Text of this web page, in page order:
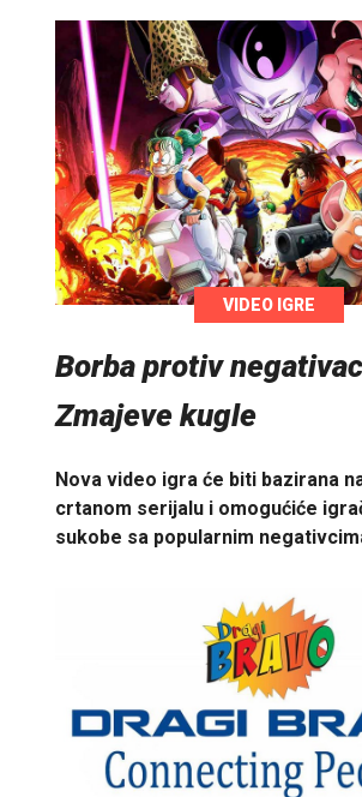
VIDEO IGRE
Borba protiv
Zmajeve kugle
Nova video igra će biti bazirana
crtanom serijalu i omogućiće
sukobe sa popularnim